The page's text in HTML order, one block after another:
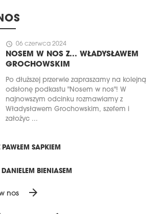
schedule 06 czerwca 2024
NOSEM W NOS Z... WŁADYSŁAWEM
GROCHOWSKIM
Po dłuższej przerwie zapraszamy na kolejną
odsłonę podkastu "Nosem w nos"! W
najnowszym odcinku rozmawiamy z
Władysławem Grochowskim, szefem i
założyc ...
SAPKIEM
BIENIASEM
nos arrow_forward